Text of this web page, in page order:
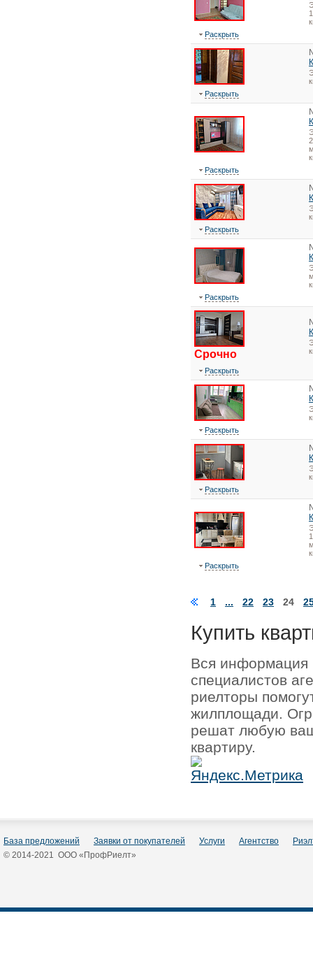
Раскрыть
Раскрыть
Раскрыть
Раскрыть
Раскрыть
Срочно
Раскрыть
Раскрыть
Раскрыть
Раскрыть
1 ... 22 23 24
Купить
Вся информация
специалистов
риелторы
жилплощади.
решат любую
квартиру.
База предложений Заявки от покупателей Услуги Агентство
© 2014-2021 ООО «ПрофРиелт»